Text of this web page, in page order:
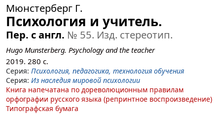
Мюнстерберг Г.
Психология и учитель.
Пер. с англ. № 55. Изд. стереотип.
Hugo Munsterberg. Psychology and the teacher
2019. 280 с.
Серия: Психология, педагогика, технология обучения
Серия: Из наследия мировой психологии
Книга напечатана по дореволюционным правилам
орфографии русского языка (репринтное воспроизведение)
Типографская бумага